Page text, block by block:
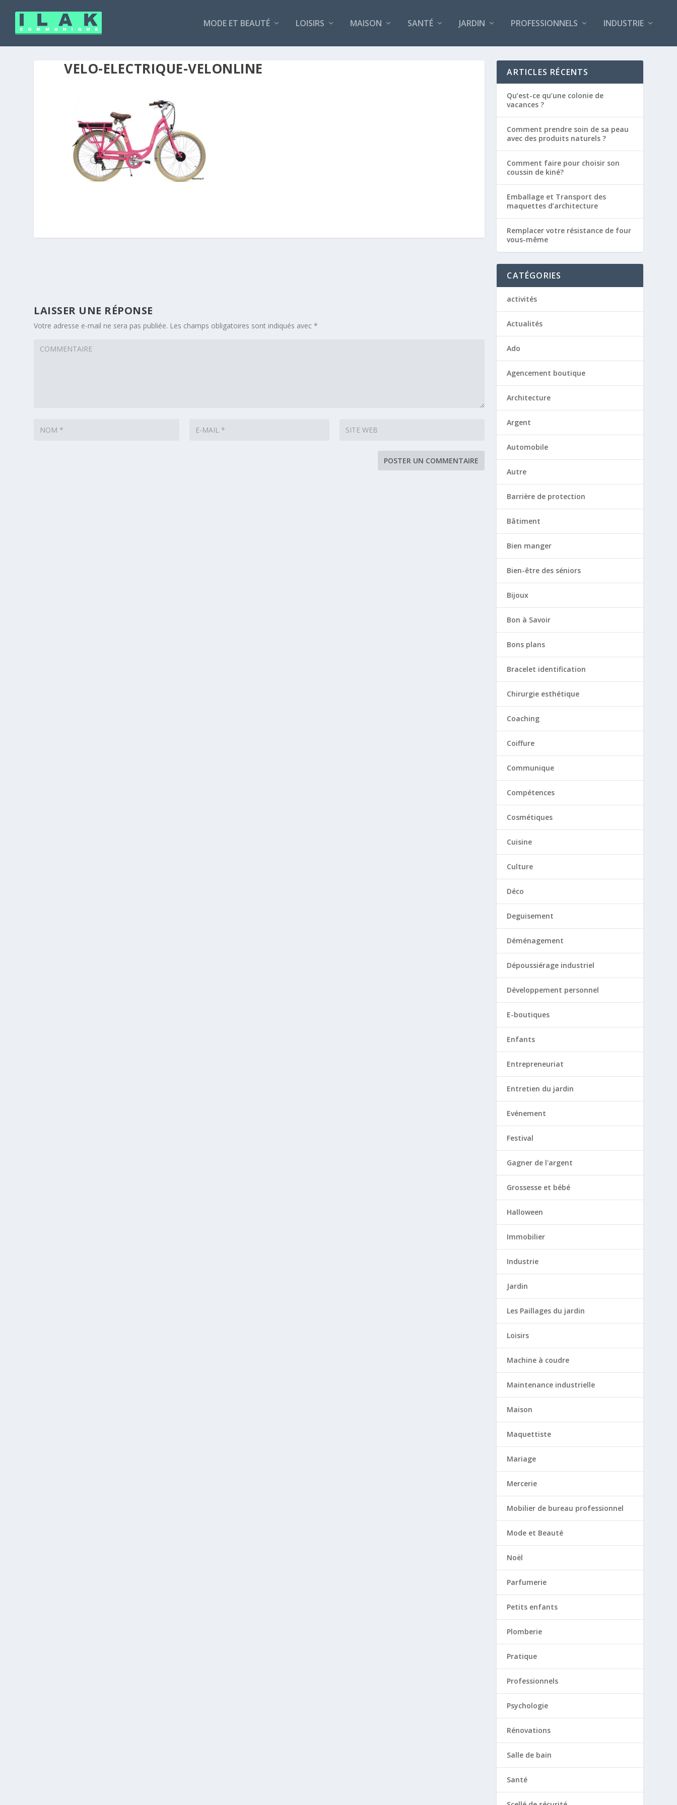
MODE ET BEAUTÉ LOISIRS MAISON SANTÉ JARDIN PROFESSIONNELS INDUSTRIE
VELO-ELECTRIQUE-VELONLINE
LAISSER UNE RÉPONSE
Votre adresse e-mail ne sera pas publiée. Les champs obligatoires sont indiqués avec*
ARTICLES RÉCENTS
Qu’est-ce qu’une colonie de
vacances ?
Comment prendre soin de sa peau
avec des produits naturels ?
Comment faire pour choisir son
coussin de kiné?
Emballage et Transport des
maquettes d’architecture
Remplacer votre résistance de four
vous-même
CATÉGORIES
activités
Actualités
Ado
Agencement boutique
Architecture
Argent
Automobile
Autre
Barrière de protection
Bâtiment
Bien manger
Bien-être des séniors
Bijoux
Bon à Savoir
Bons plans
Bracelet identification
Chirurgie esthétique
Coaching
Coiffure
Communique
Compétences
Cosmétiques
Cuisine
Culture
Déco
Deguisement
Déménagement
Dépoussiérage industriel
Développement personnel
E-boutiques
Enfants
Entrepreneuriat
Entretien du jardin
Evénement
Festival
Gagner de l'argent
Grossesse et bébé
Halloween
Immobilier
Industrie
Jardin
Les Paillages du jardin
Loisirs
Machine à coudre
Maintenance industrielle
Maison
Maquettiste
Mariage
Mercerie
Mobilier de bureau professionnel
Mode et Beauté
Noël
Parfumerie
Petits enfants
Plomberie
Pratique
Professionnels
Psychologie
Rénovations
Salle de bain
Santé